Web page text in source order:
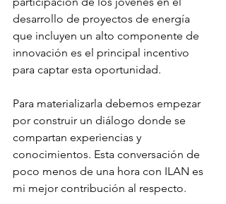
desarrollo de proyectos de energía
que incluyen un alto componente de
innovación es el principal incentivo
para captar esta oportunidad.
Para materializarla debemos empezar
por construir un diálogo donde se
compartan experiencias y
conocimientos. Esta conversación de
poco menos de una hora con ILAN es
mi mejor contribución al respecto.